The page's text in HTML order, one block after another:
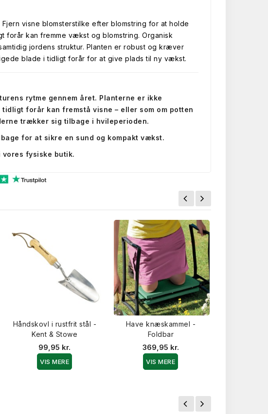
visne blomsterstilke efter blomstring for at holde
forår kan fremme vækst og blomstring. Organisk
jordens struktur. Planten er robust og kræver
blade i tidligt forår for at give plads til ny vækst.
rytme gennem året. Planterne er ikke
forår kan fremstå visne – eller som om potten
trækker sig tilbage i hvileperioden.
for at sikre en sund og kompakt vækst.
fysiske butik.
Håndskovl i rustfrit stål -
Kent & Stowe
99,95 kr.
VIS MERE
Have knæskammel -
Foldbar
369,95 kr.
VIS MERE